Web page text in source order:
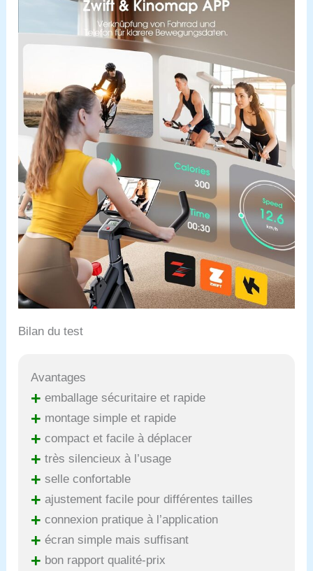
Bilan du test
Avantages
+ emballage sécuritaire et rapide
+ montage simple et rapide
+ compact et facile à déplacer
+ très silencieux à l’usage
+ selle confortable
+ ajustement facile pour différentes tailles
+ connexion pratique à l’application
+ écran simple mais suffisant
+ bon rapport qualité-prix